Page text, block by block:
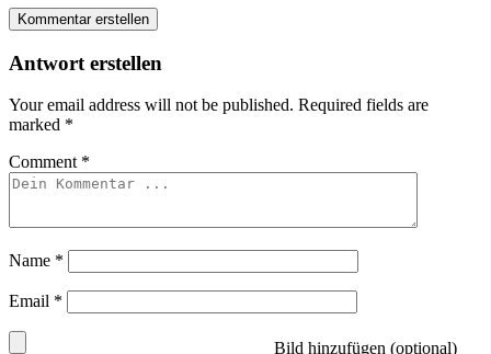
Kommentar erstellen
Antwort erstellen
Your email address will not be published. Required fields are
marked *
Comment *
Name *
Email *
Bild hinzufügen (optional)